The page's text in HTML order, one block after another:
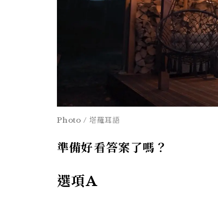
Photo / 塔羅耳語
準備好看答案了嗎？
選項A